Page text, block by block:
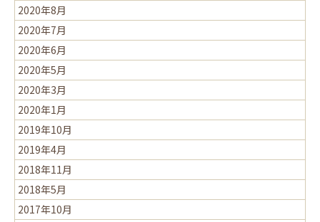
2020年8月
2020年7月
2020年6月
2020年5月
2020年3月
2020年1月
2019年10月
2019年4月
2018年11月
2018年5月
2017年10月